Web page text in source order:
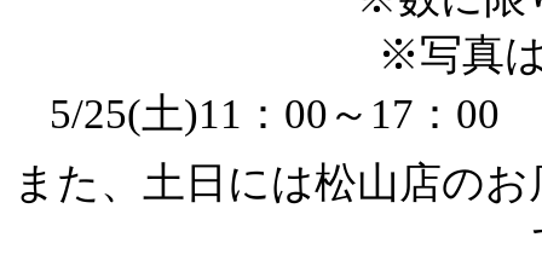
※写真
5/25(土)11：00～17：
また、土日には松山店の